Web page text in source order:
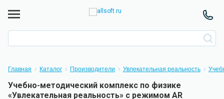
Главная Каталог Производители Увлекательная реальность
Учебно-методический комплекс по физике
«Увлекательная реальность» с режимом AR